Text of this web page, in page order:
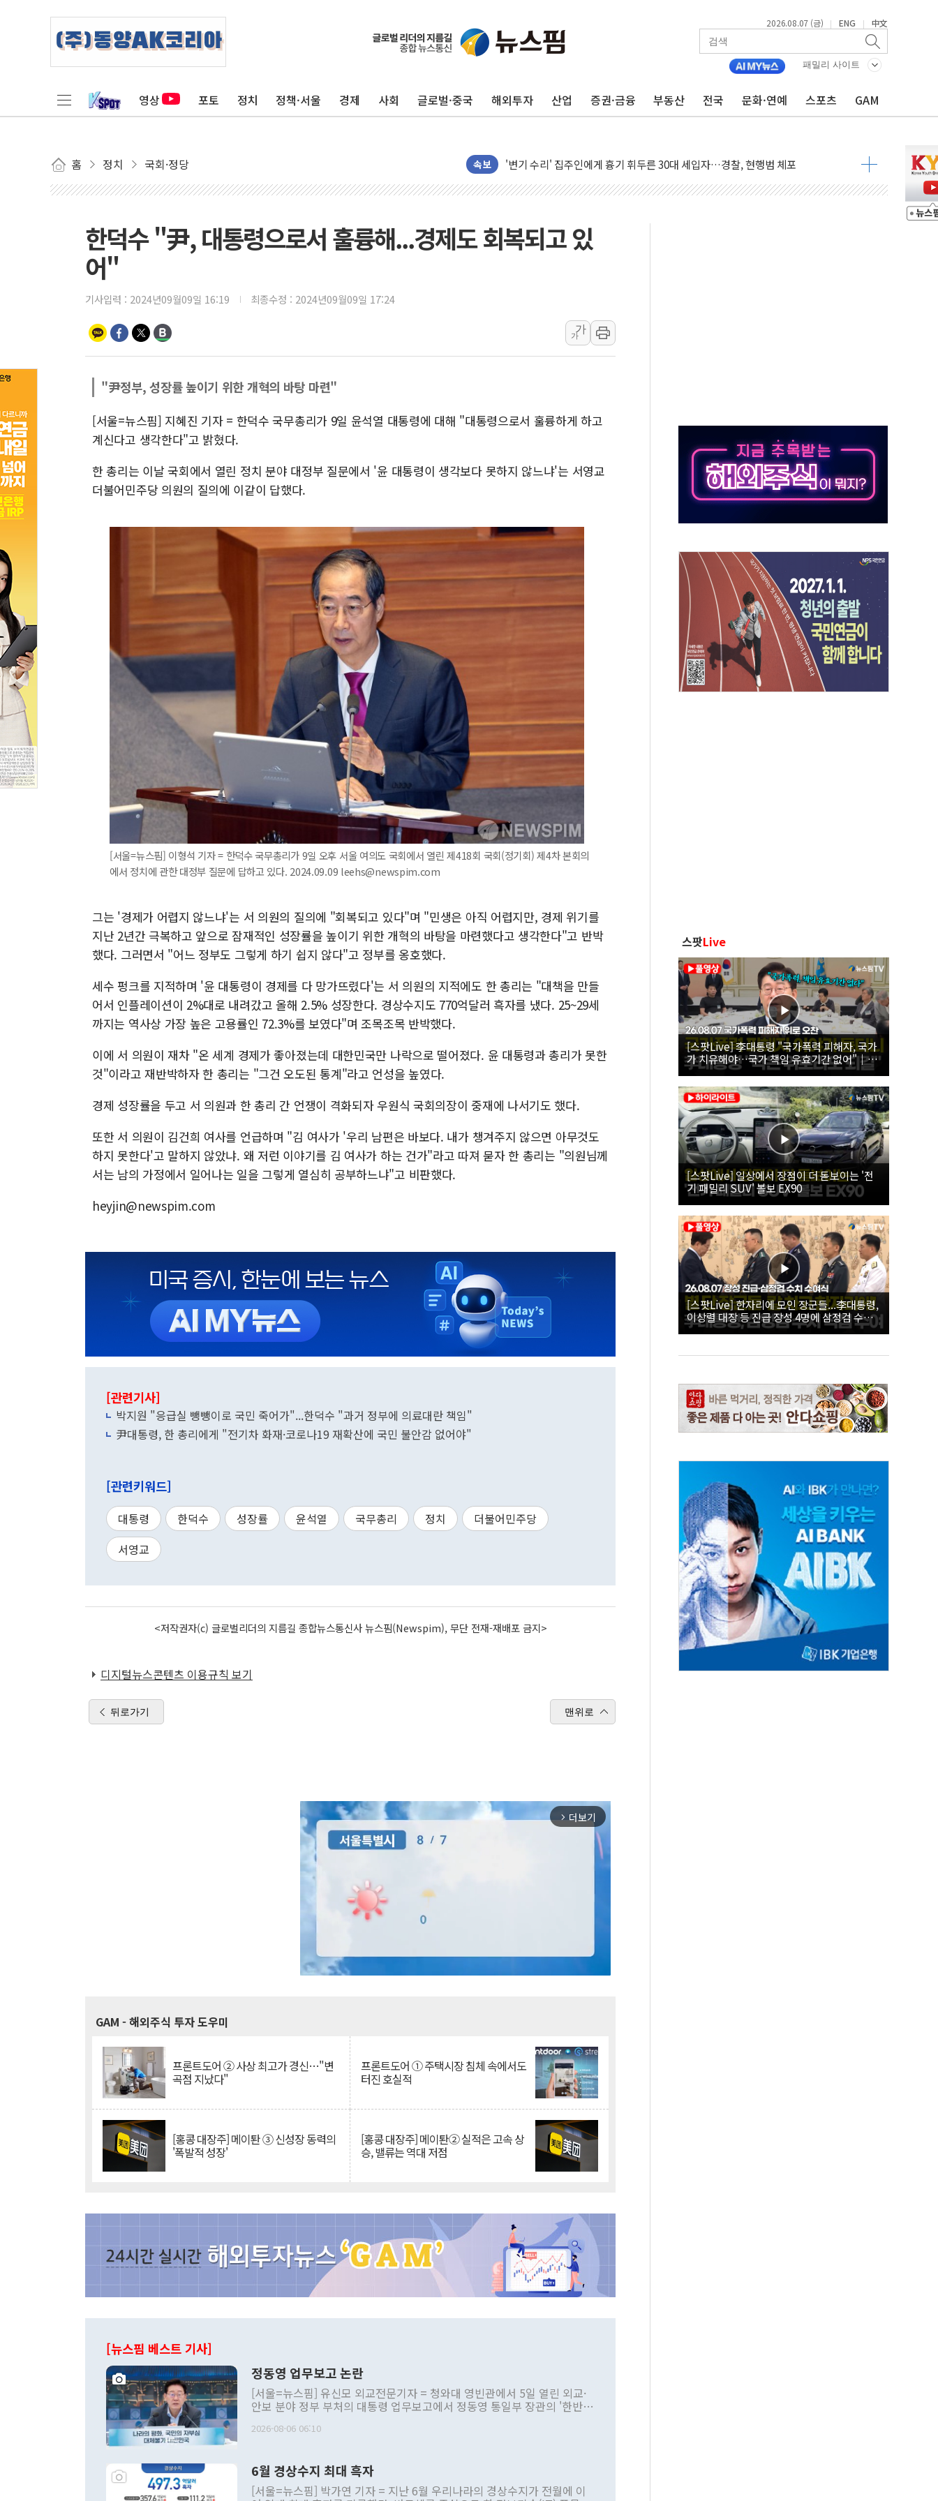
2026.08.07 (금) | ENG | 中文
패밀리 사이트
영상 포토 정치 정책·서울 경제 사회 글로벌·중국 해외투자 산업 증권·금융 부동산 전국 문화·연예 스포츠 GAM
홈 정치 국회·정당 속보
태국 학교서 중학생 총기 난사...최소 7명 사망
40.2도 찍은 서울 등 폭염중대경보 해제…누적 온열질환자 2872명
"文정부 악몽 재현 안돼"...李 부동산 세제안에 與 내부서 '총선·대선 직격탄' 우려
신세계사이먼 '대구 프리미엄 아울렛' 건립 '본궤도'
'변기 수리' 집주인에게 흉기 휘두른 30대 세입자…경찰, 현행범 체포
워트, 상반기 영업이익 30억원
NH농협생명, 농작업 중 온열질환 보장…폭염기 신속 보상 강화
아바코, 2분기 매출 120억원
교보생명, '교보K-맞춤건강보험' 6개월 배타적사용권 획득
벼랑 끝 선 '동전주' 무더기 상폐 위기…관리종목 우려 지정예고 총 63개
네이버 클립, 시청 만으로 혜택 얻는 피드코인 이벤트 진행
한덕수 "尹, 대통령으로서 훌륭해...경제도 회복되고 있
어"
기사입력 : 2024년09월09일 16:19 최종수정 : 2024년09월09일 17:24
가
가
"尹정부, 성장률 높이기 위한 개혁의 바탕 마련"
[서울=뉴스핌] 지혜진 기자 = 한덕수 국무총리가 9일 윤석열 대통령에 대해 "대통령으로서 훌륭하게 하고
계신다고 생각한다"고 밝혔다.
한 총리는 이날 국회에서 열린 정치 분야 대정부 질문에서 '윤 대통령이 생각보다 못하지 않느냐'는 서영교
더불어민주당 의원의 질의에 이같이 답했다.
[서울=뉴스핌] 이형석 기자 = 한덕수 국무총리가 9일 오후 서울 여의도 국회에서 열린 제418회 국회(정기회) 제4차 본회의
에서 정치에 관한 대정부 질문에 답하고 있다. 2024.09.09 leehs@newspim.com
그는 '경제가 어렵지 않느냐'는 서 의원의 질의에 "회복되고 있다"며 "민생은 아직 어렵지만, 경제 위기를
지난 2년간 극복하고 앞으로 잠재적인 성장률을 높이기 위한 개혁의 바탕을 마련했다고 생각한다"고 반박
했다. 그러면서 "어느 정부도 그렇게 하기 쉽지 않다"고 정부를 옹호했다.
세수 펑크를 지적하며 '윤 대통령이 경제를 다 망가뜨렸다'는 서 의원의 지적에도 한 총리는 "대책을 만들
어서 인플레이션이 2%대로 내려갔고 올해 2.5% 성장한다. 경상수지도 770억달러 흑자를 냈다. 25~29세
까지는 역사상 가장 높은 고용률인 72.3%를 보였다"며 조목조목 반박했다.
이에 서 의원이 재차 "온 세계 경제가 좋아졌는데 대한민국만 나락으로 떨어졌다. 윤 대통령과 총리가 못한
것"이라고 재반박하자 한 총리는 "그건 오도된 통계"라고 언성을 높였다.
경제 성장률을 두고 서 의원과 한 총리 간 언쟁이 격화되자 우원식 국회의장이 중재에 나서기도 했다.
또한 서 의원이 김건희 여사를 언급하며 "김 여사가 '우리 남편은 바보다. 내가 챙겨주지 않으면 아무것도
하지 못한다'고 말하지 않았냐. 왜 저런 이야기를 김 여사가 하는 건가"라고 따져 묻자 한 총리는 "의원님께
서는 남의 가정에서 일어나는 일을 그렇게 열심히 공부하느냐"고 비판했다.
heyjin@newspim.com
[관련기사]
박지원 "응급실 뺑뺑이로 국민 죽어가"...한덕수 "과거 정부에 의료대란 책임"
尹대통령, 한 총리에게 "전기차 화재·코로나19 재확산에 국민 불안감 없어야"
[관련키워드]
대통령 한덕수 성장률 윤석열 국무총리 정치
더불어민주당
서영교
<저작권자(c) 글로벌리더의 지름길 종합뉴스통신사 뉴스핌(Newspim), 무단 전재-재배포 금지>
디지털뉴스콘텐츠 이용규칙 보기
뒤로가기 맨위로
arrow_forward_ios 더보기
GAM - 해외주식 투자 도우미
프론트도어 ② 사상 최고가 경신…"변
곡점 지났다"
프론트도어 ① 주택시장 침체 속에서도
터진 호실적
[홍콩 대장주] 메이퇀 ③ 신성장 동력의
'폭발적 성장'
[홍콩 대장주] 메이퇀② 실적은 고속 상
승, 밸류는 역대 저점
[뉴스핌 베스트 기사]
정동영 업무보고 논란
[서울=뉴스핌] 유신모 외교전문기자 = 청와대 영빈관에서 5일 열린 외교·
안보 분야 정부 부처의 대통령 업무보고에서 정동영 통일부 장관의 '한반도
발언 중에는 정부 내 조율을 거치지 않은 사안을 정책으로 추진하겠다고 공
주의적 희망에 근거한 비현실적 구상'이라는 비판을 내놨다. 그동안 정 장
관의 대북 정책 관련 발언이 물의를 빚은 적은 여러 번 있지만 대통령과 유
2026-08-06 06:10
6월 경상수지 최대 흑자
[서울=뉴스핌] 박가연 기자 = 지난 6월 우리나라의 경상수지가 전월에 이
스팟Live
[스팟Live] 李대통령 "국가폭력 피해자, 국가
가 치유해야…국가 책임 유효기간 없어"｜
26.08.07 국가폭력 피해자 위로 오찬
[스팟Live] 일상에서 장점이 더 돋보이는 '전
기 패밀리 SUV' 볼보 EX90
[스팟Live] 한자리에 모인 장군들...李대통령,
이상렬 대장 등 진급 장성 4명에 삼정검 수치
직접 수여｜26.08.07 장성 진급·삼정검 수치